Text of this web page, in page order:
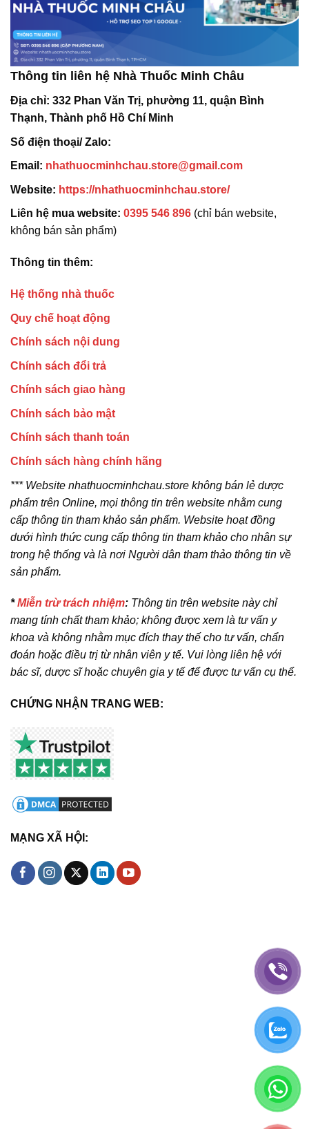
Thông tin liên hệ Nhà Thuốc Minh Châu
Địa chỉ: 332 Phan Văn Trị, phường 11, quận Bình
Thạnh, Thành phố Hồ Chí Minh
Số điện thoại/ Zalo:
Email: nhathuocminhchau.store@gmail.com
Website: https://nhathuocminhchau.store/
Liên hệ mua website: 0395 546 896 (chỉ bán website,
không bán sản phẩm)
Thông tin thêm:
Hệ thống nhà thuốc
Quy chế hoạt động
Chính sách nội dung
Chính sách đổi trả
Chính sách giao hàng
Chính sách bảo mật
Chính sách thanh toán
Chính sách hàng chính hãng
*** Website nhathuocminhchau.store không bán lẻ dược
phẩm trên Online, mọi thông tin trên website nhằm cung
cấp thông tin tham khảo sản phẩm. Website hoạt đồng
dưới hình thức cung cấp thông tin tham khảo cho nhân sự
trong hệ thống và là nơi Người dân tham thảo thông tin về
sản phẩm.
*Miễn trừ trách nhiệm: Thông tin trên website này chỉ
mang tính chất tham khảo; không được xem là tư vấn y
khoa và không nhằm mục đích thay thế cho tư vấn, chẩn
đoán hoặc điều trị từ nhân viên y tế. Vui lòng liên hệ với
bác sĩ, dược sĩ hoặc chuyên gia y tế để được tư vấn cụ thể.
CHỨNG NHẬN TRANG WEB:
MẠNG XÃ HỘI: